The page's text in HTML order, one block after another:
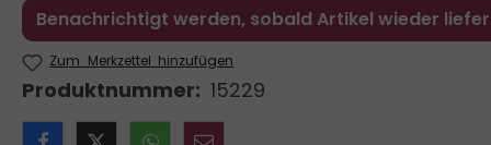
Benachrichtigt werden, sobald Artikel wieder
Zum Merkzettel hinzufügen
Produktnummer:15229